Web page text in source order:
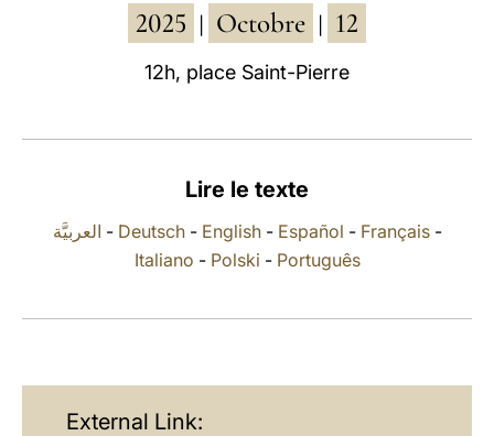
POLSKI
2025 Octobre 12
12h, place Saint-Pierre
Lire le texte
العربيَّة - Deutsch- English- Español - Français-
Italiano - Polski - Português
External Link: